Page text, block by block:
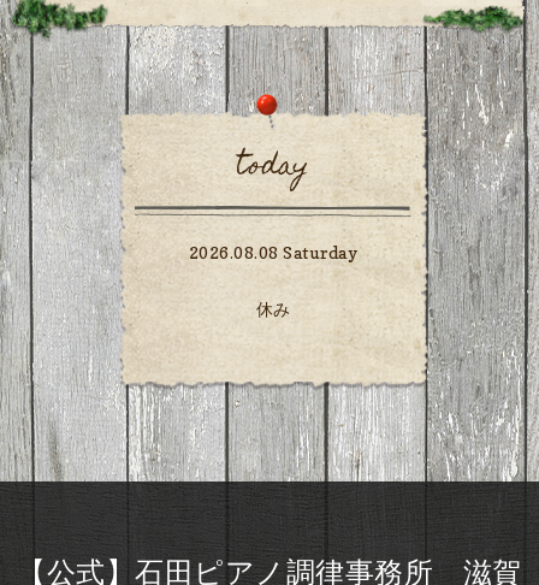
today
2026.08.08 Saturday
休み
【公式】石田ピアノ調律事務所 滋賀